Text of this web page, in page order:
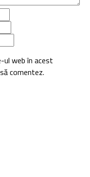
ul web în acest
comentez.